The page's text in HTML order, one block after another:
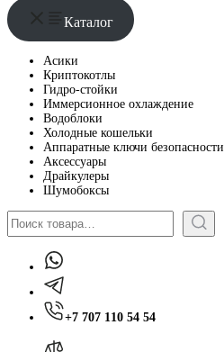
Каталог
Асики
Криптокотлы
Гидро-стойки
Иммерсионное охлаждение
Водоблоки
Холодные кошельки
Аппаратные ключи безопасности
Аксессуары
Драйкулеры
Шумобоксы
Поиск
+7 707 110 54 54